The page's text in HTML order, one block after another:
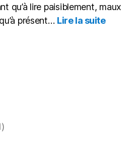
qu’à lire paisiblement, maux
présent… Lire la suite: